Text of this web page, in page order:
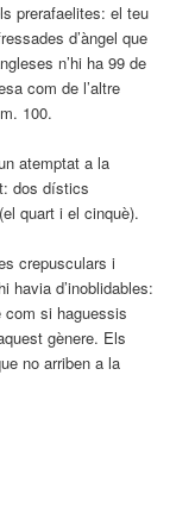
prerafaelites: el teu
d’àngel que
n’hi ha 99 de
com de l’altre
100.
atemptat a la
dos dístics
quart i el cinquè).
crepusculars i
havia d’inoblidables:
com si haguessis
gènere. Els
no arriben a la